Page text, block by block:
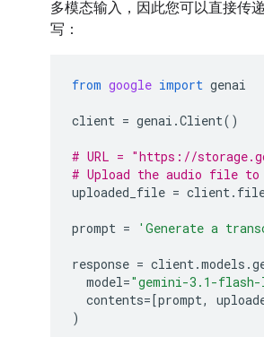
多模态输入，因此您可以直接传
写：
from google import genai
client = genai .Client()
# URL = "https://
# Upload the audio file to
uploaded_file = client.
prompt = 'Generate a
response = client.models .
model="gemini-3.1-
contents=[prompt,
)